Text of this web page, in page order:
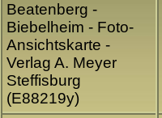
Beatenberg -
Biebelheim - Foto-
Ansichtskarte -
Verlag A. Meyer
Steffisburg
(E88219y)